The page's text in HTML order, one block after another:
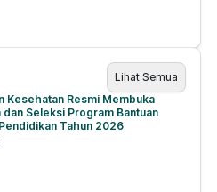
Lihat Semua
Kesehatan Resmi Membuka
dan Seleksi Program Bantuan
Tahun 2026